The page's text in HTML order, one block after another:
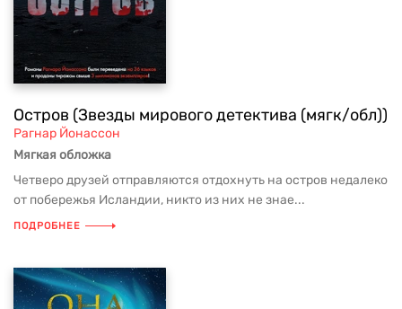
Остров (Звезды мирового детектива (мягк/обл))
Рагнар Йонассон
Мягкая обложка
Четверо друзей отправляются отдохнуть на остров недалеко
от побережья Исландии, никто из них не знае...
ПОДРОБНЕЕ